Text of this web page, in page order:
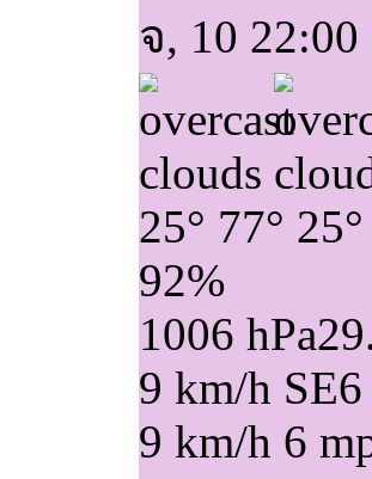
จ, 10 22:00
25° 77° 25°
92%
1006 hPa
9 km/h SE
9 km/h 6